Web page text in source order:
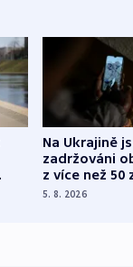
Na Ukrajině
zadržováni
z více než 50
Bojovali na
5. 8. 2026